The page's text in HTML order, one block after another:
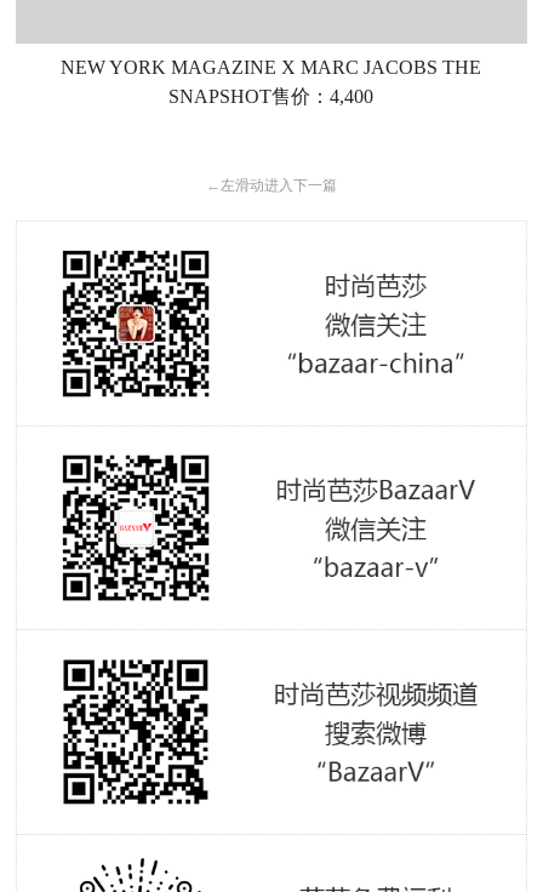
NEW YORK MAGAZINE X MARC JACOBS THE
SNAPSHOT售价：4,400
←左滑动进入下一篇